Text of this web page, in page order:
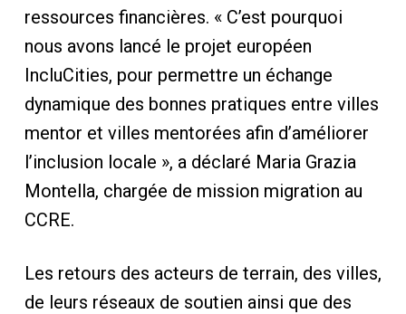
ressources financières. « C’est pourquoi
nous avons lancé le projet européen
IncluCities, pour permettre un échange
dynamique des bonnes pratiques entre villes
mentor et villes mentorées afin d’améliorer
l’inclusion locale », a déclaré Maria Grazia
Montella, chargée de mission migration au
CCRE.
Les retours des acteurs de terrain, des villes,
de leurs réseaux de soutien ainsi que des